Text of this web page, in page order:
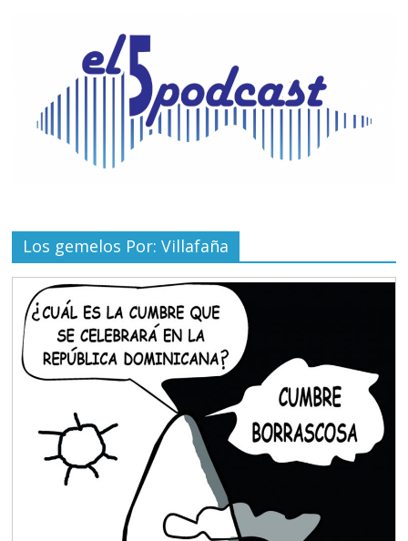
Los gemelos Por: Villafaña